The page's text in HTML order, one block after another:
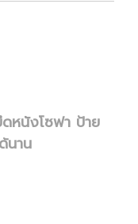
หนังโซฟา ป้าย
นาน